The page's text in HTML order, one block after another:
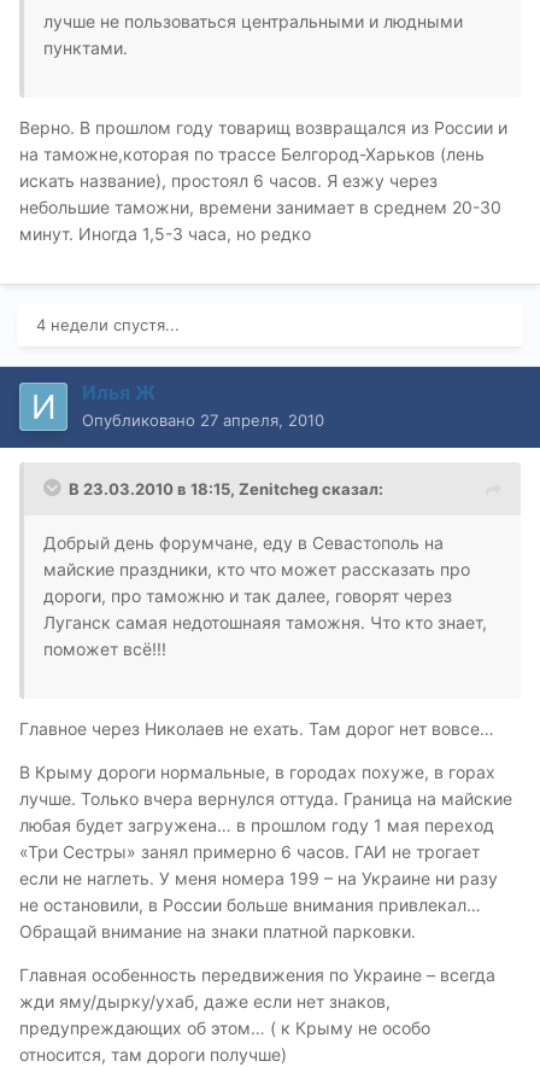
лучше не пользоваться центральными и людными
пунктами.
Верно. В прошлом году товарищ возвращался из России и
на таможне,которая по трассе Белгород-Харьков (лень
искать название), простоял 6 часов. Я езжу через
небольшие таможни, времени занимает в среднем 20-30
минут. Иногда 1,5-3 часа, но редко
4 недели спустя...
Илья Ж
Опубликовано 27 апреля, 2010
В 23.03.2010 в 18:15, Zenitcheg сказал:
Добрый день форумчане, еду в Севастополь на
майские праздники, кто что может рассказать про
дороги, про таможню и так далее, говорят через
Луганск самая недотошнаяя таможня. Что кто знает,
поможет всё!!!
Главное через Николаев не ехать. Там дорог нет вовсе…
В Крыму дороги нормальные, в городах похуже, в горах
лучше. Только вчера вернулся оттуда. Граница на майские
любая будет загружена… в прошлом году 1 мая переход
«Три Сестры» занял примерно 6 часов. ГАИ не трогает
если не наглеть. У меня номера 199 – на Украине ни разу
не остановили, в России больше внимания привлекал…
Обращай внимание на знаки платной парковки.
Главная особенность передвижения по Украине – всегда
жди яму/дырку/ухаб, даже если нет знаков,
предупреждающих об этом… ( к Крыму не особо
относится, там дороги получше)